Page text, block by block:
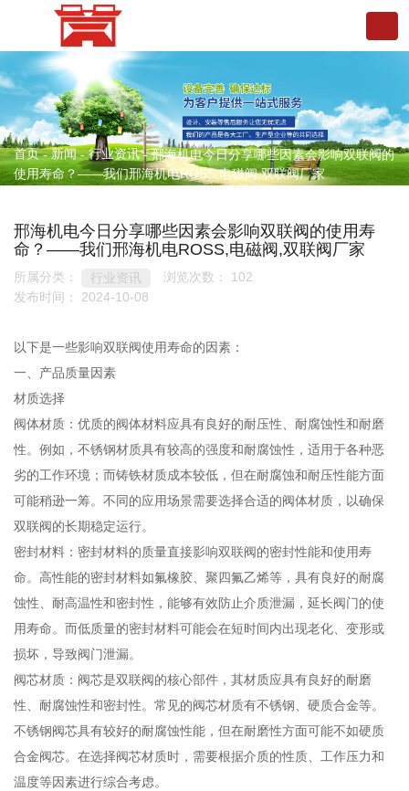
首页-新闻 -行业资讯 -邢海机电今日分享哪些因素会影响双联阀的
使用寿命？——我们邢海机电ROSS,电磁阀,双联阀厂家
邢海机电今日分享哪些因素会影响双联阀的使用寿
命？——我们邢海机电ROSS,电磁阀,双联阀厂家
所属分类： 行业资讯 浏览次数： 102
发布时间： 2024-10-08
以下是一些影响双联阀使用寿命的因素：
一、产品质量因素
材质选择
阀体材质：优质的阀体材料应具有良好的耐压性、耐腐蚀性和耐磨
性。例如，不锈钢材质具有较高的强度和耐腐蚀性，适用于各种恶
劣的工作环境；而铸铁材质成本较低，但在耐腐蚀和耐压性能方面
可能稍逊一筹。不同的应用场景需要选择合适的阀体材质，以确保
双联阀的长期稳定运行。
密封材料：密封材料的质量直接影响双联阀的密封性能和使用寿
命。高性能的密封材料如氟橡胶、聚四氟乙烯等，具有良好的耐腐
蚀性、耐高温性和密封性，能够有效防止介质泄漏，延长阀门的使
用寿命。而低质量的密封材料可能会在短时间内出现老化、变形或
损坏，导致阀门泄漏。
阀芯材质：阀芯是双联阀的核心部件，其材质应具有良好的耐磨
性、耐腐蚀性和密封性。常见的阀芯材质有不锈钢、硬质合金等。
不锈钢阀芯具有较好的耐腐蚀性能，但在耐磨性方面可能不如硬质
合金阀芯。在选择阀芯材质时，需要根据介质的性质、工作压力和
温度等因素进行综合考虑。